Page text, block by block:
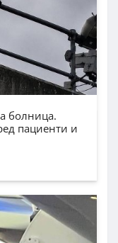
болница.
пациенти и